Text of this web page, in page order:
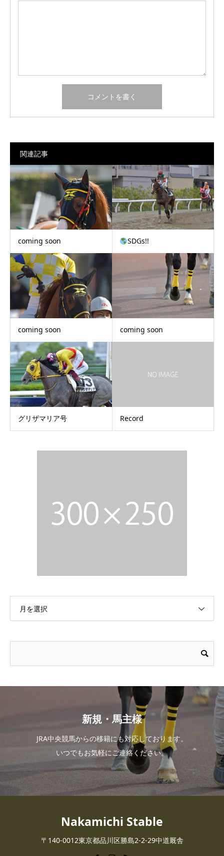
関連記事
coming soon SDGs!!
coming soon coming soon
グリザマリア号 Record
月を選択
新規・馬主様
JRA中央競馬からの移籍にも対応しております。
いつでもお気軽にご連絡ください。
Nakamichi Stable
〒140-0012東京都品川区勝島2-2-29中道厩舎